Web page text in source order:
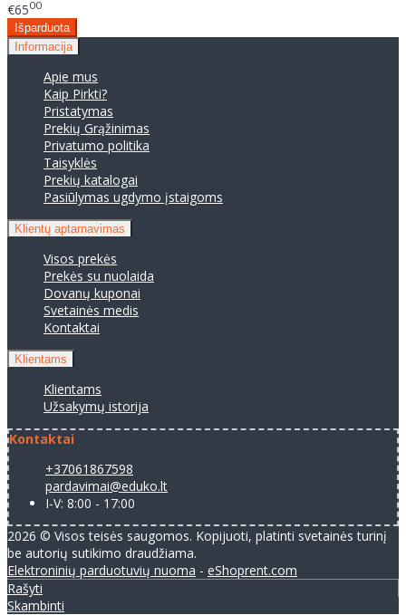
€6500
Informacija
Apie mus
Kaip Pirkti?
Pristatymas
Prekių Grąžinimas
Privatumo politika
Taisyklės
Prekių katalogai
Pasiūlymas ugdymo įstaigoms
Klientų aptarnavimas
Visos prekės
Prekės su nuolaida
Dovanų kuponai
Svetainės medis
Kontaktai
Klientams
Klientams
Užsakymų istorija
Kontaktai
+37061867598
pardavimai@eduko.lt
I-V: 8:00 - 17:00
2026 © Visos teisės saugomos. Kopijuoti, platinti svetainės turinį
be autorių sutikimo draudžiama.
Elektroninių parduotuvių nuoma - eShoprent.com
Rašyti
Skambinti